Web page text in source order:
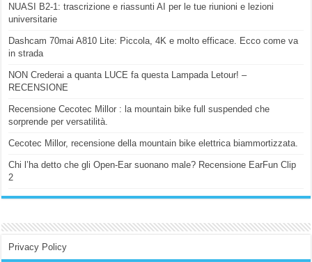
NUASI B2-1: trascrizione e riassunti AI per le tue riunioni e lezioni
universitarie
Dashcam 70mai A810 Lite: Piccola, 4K e molto efficace. Ecco come va
in strada
NON Crederai a quanta LUCE fa questa Lampada Letour! –
RECENSIONE
Recensione Cecotec Millor : la mountain bike full suspended che
sorprende per versatilità.
Cecotec Millor, recensione della mountain bike elettrica biammortizzata.
Chi l’ha detto che gli Open-Ear suonano male? Recensione EarFun Clip
2
Privacy Policy